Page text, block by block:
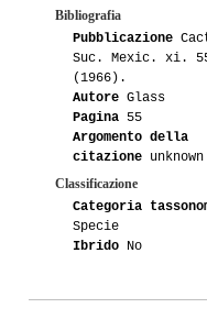
Bibliografia
Pubblicazione
Suc. Mexic. xi.
(1966).
Autore Glass
Pagina 55
Argomento della
citazione unknown
Classificazione
Categoria
Specie
Ibrido No